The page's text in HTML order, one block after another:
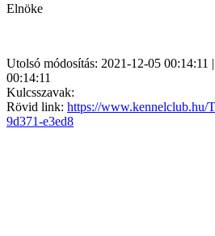
Elnöke
Utolsó módosítás: 2021-12-05 00:14:11
00:14:11
Kulcsszavak:
Rövid link: https://www.kennelclub.hu/
9d371-e3ed8